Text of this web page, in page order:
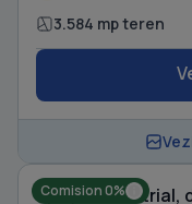
3.584 mp teren
Comision 0%
Spațiu industrial,